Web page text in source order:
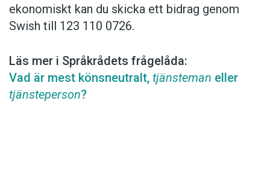
ekonomiskt kan du skicka ett bidrag genom
Swish till 123 110 0726.
Läs mer i Språkrådets frågelåda:
Vad är mest könsneutralt, tjänsteman eller
tjänsteperson?